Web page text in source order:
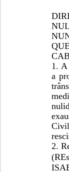
1. A
a
2.